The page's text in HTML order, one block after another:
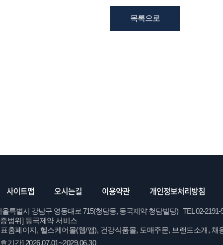
목록으로
사이트맵 오시는길 이용약관 개인정보처리방침
특별시 강남구 영동대로 715(청담동, 동국제약 청담빌딩) TEL 02-
범위] 동국제약 서비스
홈페이지, 헬스케어몰(웹/앱), 건강식품몰, 도매주문, 브랜드소개, 채
기간] 2026.07.01~2029.06.30